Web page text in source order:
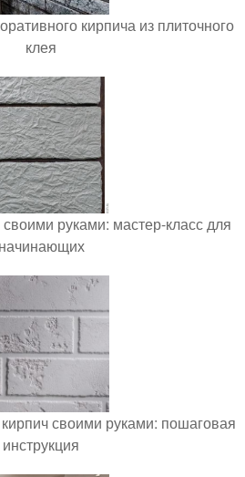
кирпича из плиточного
клея
руками: мастер-класс для
начинающих
своими руками: пошаговая
инструкция